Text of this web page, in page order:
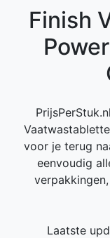
Finish
voor je terug
eenvoudig
Laatste